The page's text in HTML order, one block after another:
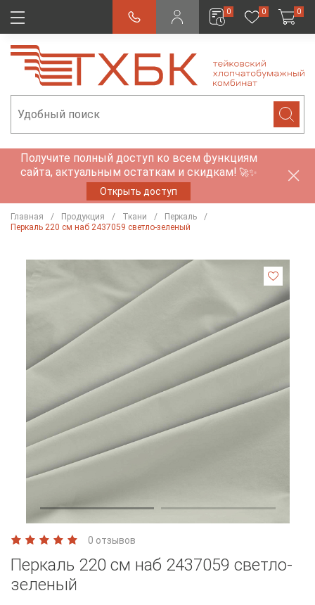
0 0 0
Получите полный доступ ко всем функциям
сайта, актуальным остаткам и скидкам! 🚀✨
Открыть доступ
Главная Продукция Ткани
Перкаль
Перкаль 220 см наб 2437059 светло-зеленый
0 отзывов
Перкаль 220 см наб 2437059 светло-
зеленый